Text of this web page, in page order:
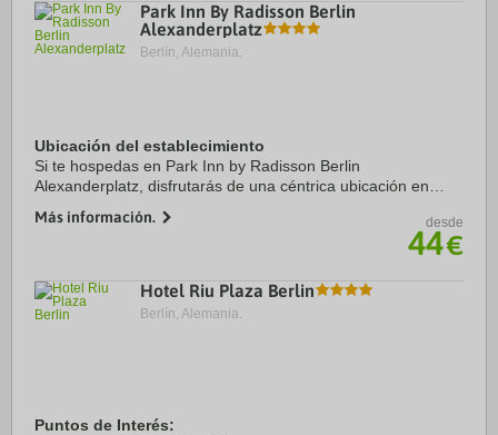
Park Inn By Radisson Berlin
Alexanderplatz
Berlín, Alemania.
Ubicación del establecimiento
Si te hospedas en Park Inn by Radisson Berlin
Alexanderplatz, disfrutarás de una céntrica ubicación en
Torre de telecomunicaciones de Berlín. ...
Más información. desde
44€
Hotel Riu Plaza Berlin
Berlín, Alemania.
Puntos de Interés: